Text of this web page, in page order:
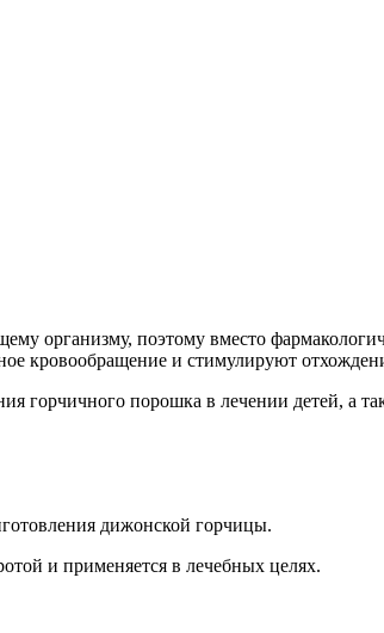
организму, поэтому вместо
кровообращение и стимулируют
горчичного порошка в лечении детей, а
дижонской горчицы.
и применяется в лечебных целях.